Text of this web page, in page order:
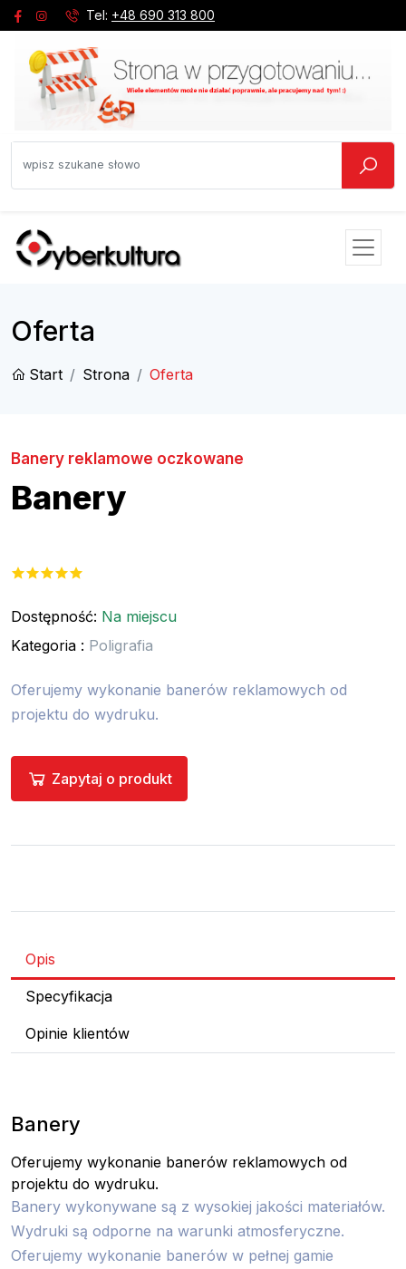
Tel: +48 690 313 800
Oferta
Start Strona Oferta
Banery reklamowe oczkowane
Banery
Dostępność: Na miejscu
Kategoria : Poligrafia
Oferujemy wykonanie banerów reklamowych od
projektu do wydruku.
Zapytaj o produkt
Opis
Specyfikacja
Opinie klientów
Banery
Oferujemy wykonanie banerów reklamowych od
projektu do wydruku.
Banery wykonywane są z wysokiej jakości materiałów.
Wydruki są odporne na warunki atmosferyczne.
Oferujemy wykonanie banerów w pełnej gamie